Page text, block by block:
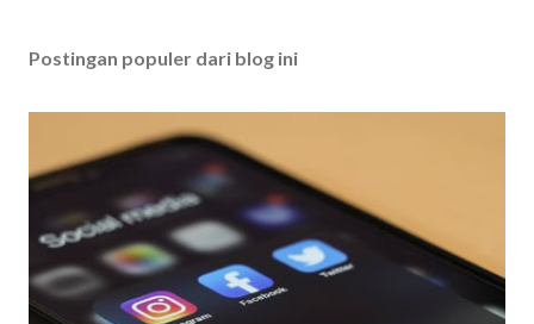
Postingan populer dari blog ini